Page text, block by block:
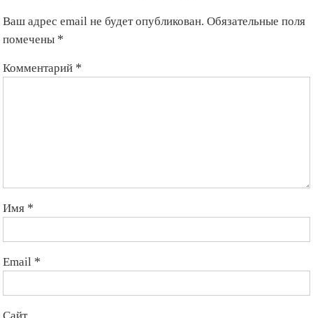
Ваш адрес email не будет опубликован. Обязательные поля
помечены *
Комментарий *
Имя *
Email *
Сайт